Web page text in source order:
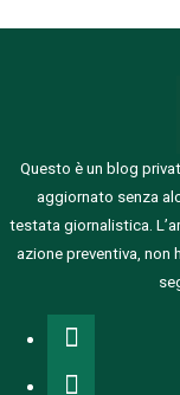
Questo è un blog
aggiornato senza
testata giornalistica.
azione preventiva, non